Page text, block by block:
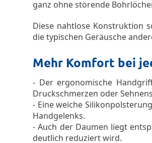
ganz ohne störende
Diese nahtlose Konstruktion
die typischen Geräusche
Mehr Komfort bei
- Der ergonomische
Druckschmerzen oder
- Eine weiche
Handgelenks.
- Auch der Daumen liegt
deutlich reduziert wird.